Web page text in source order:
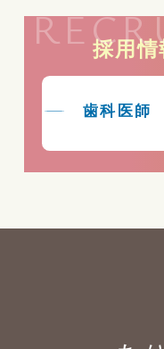
採用情
歯科医師